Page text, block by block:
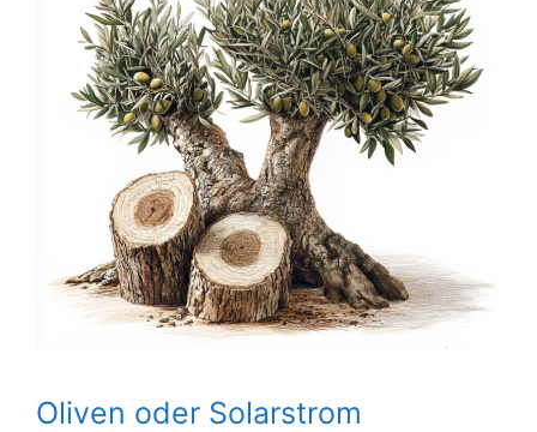
Oliven oder Solarstrom